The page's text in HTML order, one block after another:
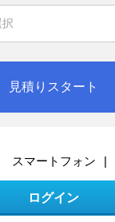
見積りスタート
スマートフォン |
ログイン